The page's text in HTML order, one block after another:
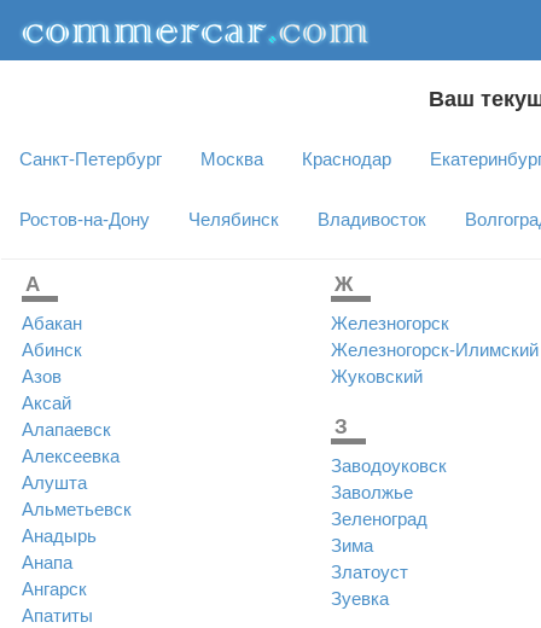
Ваш
Санкт-Петербург Москва Краснодар
Ростов-на-Дону Челябинск Владивосток
A
Абакан
Абинск
Азов
Аксай
Алапаевск
Алексеевка
Алушта
Альметьевск
Анадырь
Анапа
Ангарск
Апатиты
Ж
Железногорск
Железногорск-Илимский
Жуковский
З
Заводоуковск
Заволжье
Зеленоград
Зима
Златоуст
Зуевка